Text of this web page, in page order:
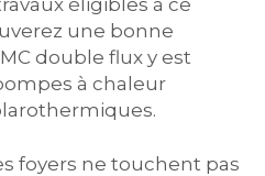
éligibles à ce
une bonne
double flux y est
à chaleur
foyers ne touchent pas